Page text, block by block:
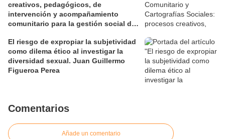
creativos, pedagógicos, de
intervención y acompañamiento
comunitario para la gestión social de
El riesgo de expropiar la subjetividad
como dilema ético al investigar la
diversidad sexual. Juan Guillermo
Figueroa Perea
Comentarios
Añade un comentario